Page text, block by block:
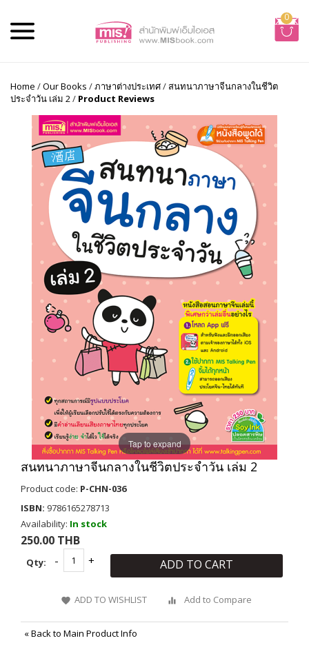
0
Home /Our Books /ภาษาต่างประเทศ/สนทนาภาษาจีนกลางในชีวิต
ประจำวัน เล่ม 2/ Product Reviews
Tap to expand
สนทนาภาษาจีนกลางในชีวิตประจำวัน เล่ม 2
Product code: P-CHN-036
ISBN: 9786165278713
Availability: In stock
250.00 THB
Qty: ADD TO CART
ADD TO WISHLIST Add to Compare
«Back to Main Product Info